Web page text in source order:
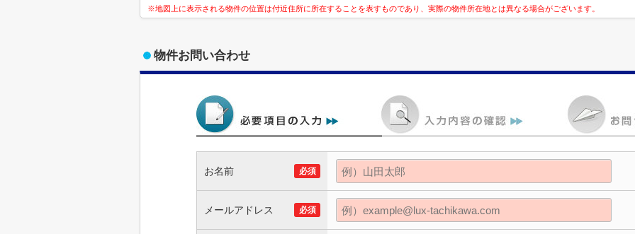
※地図上に表示される物件の位置は付近住所に所在することを表すものであり、実際の物件所在地とは異なる場合がございます。
物件お問い合わせ
お名前 必須
メールアドレス 必須